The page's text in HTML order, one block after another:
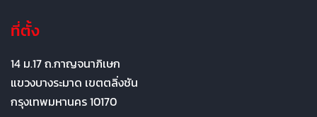
ที่ตั้ง
14 ม.17 ถ.กาญจนาภิเษก
แขวงบางระมาด เขตตลิ่งชัน
กรุงเทพมหานคร 10170